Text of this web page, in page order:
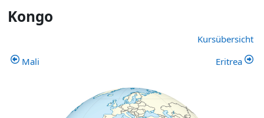
Kongo
Kursübersicht
Mali
Eritrea